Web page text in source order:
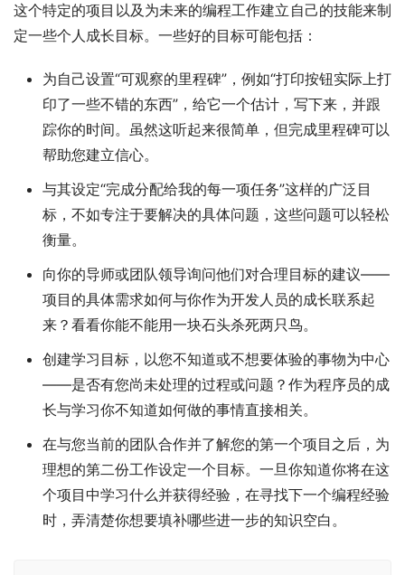
这个特定的项目以及为未来的编程工作建立自己的技能来制
定一些个人成长目标。一些好的目标可能包括：
为自己设置“可观察的里程碑”，例如“打印按钮实际上打
印了一些不错的东西”，给它一个估计，写下来，并跟
踪你的时间。虽然这听起来很简单，但完成里程碑可以
帮助您建立信心。
与其设定“完成分配给我的每一项任务”这样的广泛目
标，不如专注于要解决的具体问题，这些问题可以轻松
衡量。
向你的导师或团队领导询问他们对合理目标的建议——
项目的具体需求如何与你作为开发人员的成长联系起
来？看看你能不能用一块石头杀死两只鸟。
创建学习目标，以您不知道或不想要体验的事物为中心
——是否有您尚未处理的过程或问题？作为程序员的成
长与学习你不知道如何做的事情直接相关。
在与您当前的团队合作并了解您的第一个项目之后，为
理想的第二份工作设定一个目标。一旦你知道你将在这
个项目中学习什么并获得经验，在寻找下一个编程经验
时，弄清楚你想要填补哪些进一步的知识空白。